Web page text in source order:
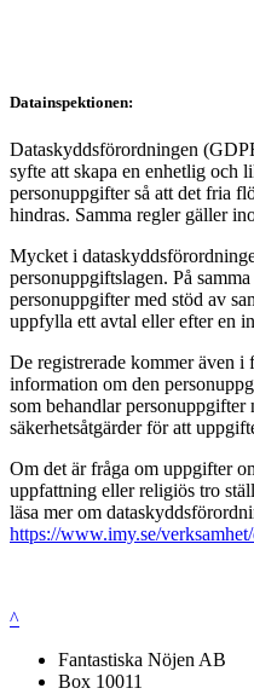
Datainspektionen:
Dataskyddsförordningen
syfte att skapa en enhetlig och
personuppgifter så att det fria
hindras. Samma regler gäller
Mycket i
personuppgiftslagen. På
personuppgifter med stöd av
uppfylla ett avtal eller efter en
De registrerade kommer även i
information om den
som behandlar personuppgifter
säkerhetsåtgärder för att
Om det är fråga om uppgifter
uppfattning eller religiös tro
läsa mer om
https://www.imy.se/
^
Fantastiska Nöjen AB
Box 10011